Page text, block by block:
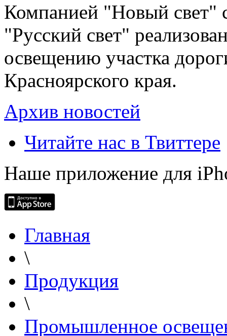
Компанией "Новый свет"
"Русский свет"
освещению участка
Красноярского края.
Архив новостей
Читайте нас в Твиттере
Наше приложение для
Главная
\
Продукция
\
Промышленное